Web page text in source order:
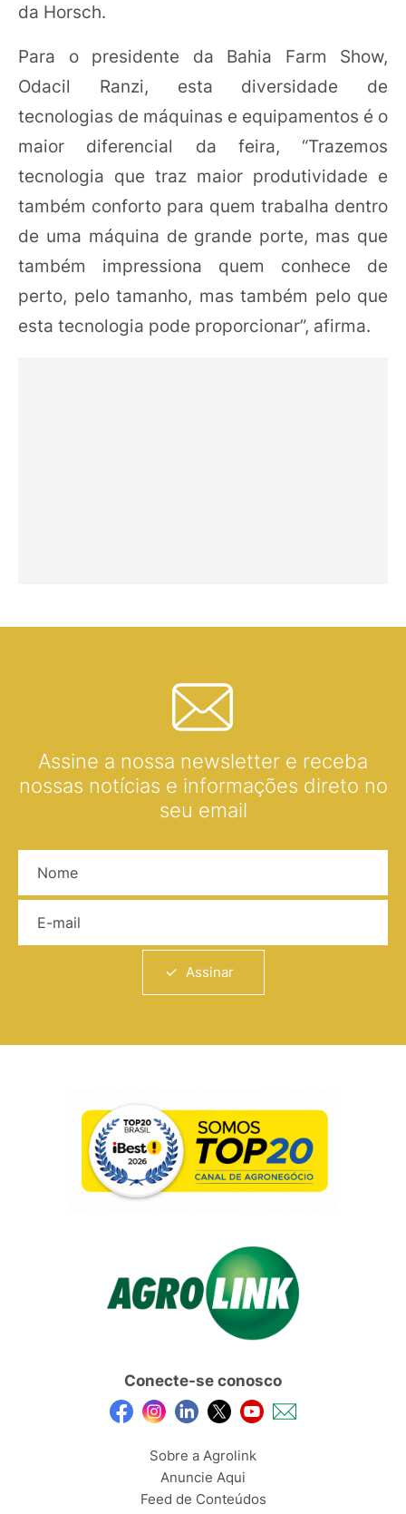
da Horsch.
Para o presidente da Bahia Farm Show,
Odacil Ranzi, esta diversidade de
tecnologias de máquinas e equipamentos é o
maior diferencial da feira, “Trazemos
tecnologia que traz maior produtividade e
também conforto para quem trabalha dentro
de uma máquina de grande porte, mas que
também impressiona quem conhece de
perto, pelo tamanho, mas também pelo que
esta tecnologia pode proporcionar”, afirma.
Assine a nossa newsletter e receba
nossas notícias e informações direto no
seu email
Assinar
Conecte-se conosco
Sobre a Agrolink
Anuncie Aqui
Feed de Conteúdos